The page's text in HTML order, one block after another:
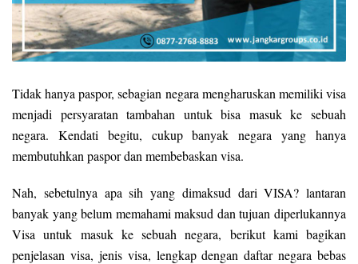
Tidak hanya paspor, sebagian negara mengharuskan memiliki visa
menjadi persyaratan tambahan untuk bisa masuk ke sebuah
negara. Kendati begitu, cukup banyak negara yang hanya
membutuhkan paspor dan membebaskan visa.
Nah, sebetulnya apa sih yang dimaksud dari VISA? lantaran
banyak yang belum memahami maksud dan tujuan diperlukannya
Visa untuk masuk ke sebuah negara, berikut kami bagikan
penjelasan visa, jenis visa, lengkap dengan daftar negara bebas